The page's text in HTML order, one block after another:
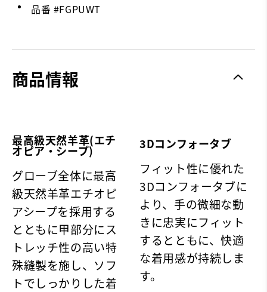
品番 #FGPUWT
商品情報
最高級天然羊革(エチ
オピア・シープ)
グローブ全体に最高
級天然羊革エチオピ
アシープを採用する
とともに甲部分にス
トレッチ性の高い特
殊縫製を施し、ソフ
トでしっかりした着
3Dコンフォータブ
フィット性に優れた
3Dコンフォータブに
より、手の微細な動
きに忠実にフィット
するとともに、快適
な着用感が持続しま
す。